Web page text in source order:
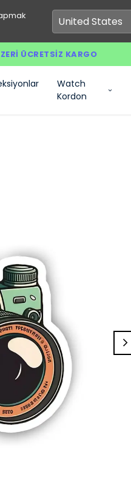
ÜCRETSIZ KARGO
Watch
Kordon